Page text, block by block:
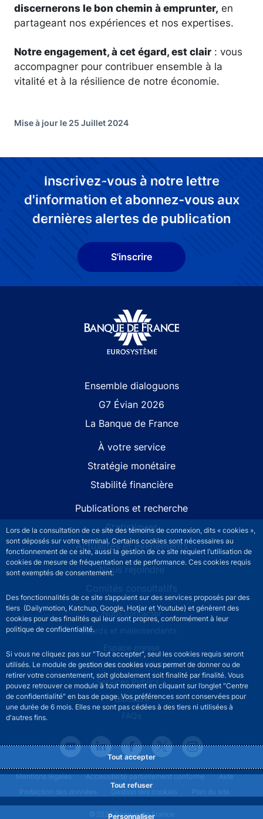
Lors de la consultation de ce site des témoins de connexion, dits « cookies »,
sont déposés sur votre terminal. Certains cookies sont nécessaires au
fonctionnement de ce site, aussi la gestion de ce site requiert l’utilisation de
cookies de mesure de fréquentation et de performance. Ces cookies requis
sont exemptés de consentement.
Des fonctionnalités de ce site s’appuient sur des services proposés par des
tiers (Dailymotion, Katchup, Google, Hotjar et Youtube) et génèrent des
cookies pour des finalités qui leur sont propres, conformément à leur
politique de confidentialité.
Si vous ne cliquez pas sur "Tout accepter", seul les cookies requis seront
utilisés. Le module de gestion des cookies vous permet de donner ou de
retirer votre consentement, soit globalement soit finalité par finalité. Vous
pouvez retrouver ce module à tout moment en cliquant sur l’onglet "Centre
de confidentialité" en bas de page. Vos préférences sont conservées pour
une durée de 6 mois. Elles ne sont pas cédées à des tiers ni utilisées à
d'autres fins.
Tout accepter
Tout refuser
Personnaliser
discernerons le bon chemin à emprunter, en
partageant nos expériences et nos expertises.
Notre engagement, à cet égard, est clair : vous
accompagner pour contribuer ensemble à la
vitalité et à la résilience de notre économie.
Mise à jour le 25 Juillet 2024
Inscrivez-vous à notre lettre
d'information et abonnez-vous aux
dernières alertes de publication
S'inscrire
Ensemble dialoguons
G7 Évian 2026
La Banque de France
À votre service
Stratégie monétaire
Stabilité financière
Publications et recherche
Statistiques
Actualités et événements
Nous rejoindre
Comités consultatifs
Footer secondary menuNous contacter
Sourds et malentendants
Espace presse
La direction des Achats
Services Publics +
Glossaire
FAQs
©2026 Banque de France
Footer legal notice menu
Mentions légales Accessibilité partiellement conforme
Aide
Protection des données
Gestion des cookies Plan du site